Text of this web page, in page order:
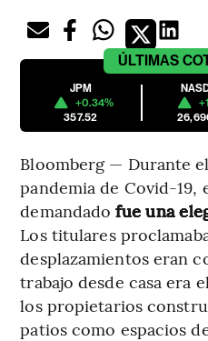
ÚLTIMAS
JPM
+0.34%
357.52
Bloomberg — Durante
pandemia de Covid-19,
demandadofue una
Los titulares
desplazamientos eran
trabajo desde casa era
los propietarios
patios como espacios